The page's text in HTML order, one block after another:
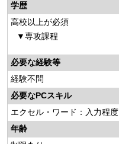
学歴
高校以上が必須
専攻課程
必要な経験等
経験不問
必要なPCスキル
エクセル・ワード：入力程度
年齢